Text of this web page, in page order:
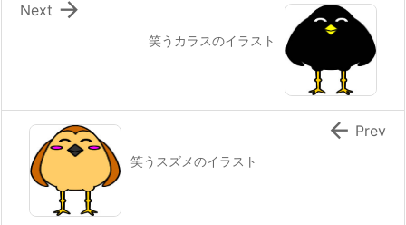
笑うカラスのイラスト

Next
笑うスズメのイラスト
 Prev